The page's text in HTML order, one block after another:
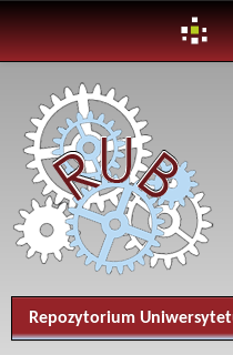
navigation
Repozytorium